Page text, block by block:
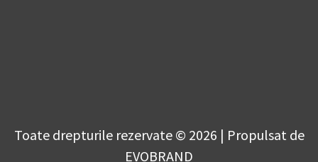
Toate drepturile rezervate © 2026 | Propulsat de
EVOBRAND